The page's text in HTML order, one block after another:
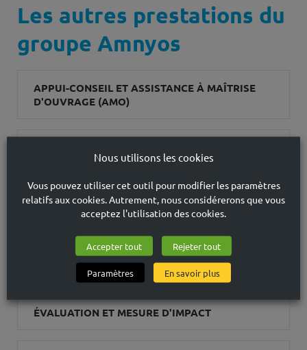
Les autres prestations du
groupe Amnyos
APPUI-CONSEIL ET ASSISTANCE À MAÎTRISE
D'OUVRAGE (AMO)
FORMATION PROFESSIONNELLE ET DE
ACTIONS DE FORMATION
ÉTUDES, DIAGNOSTICS ET ENQUÊTES
ÉVALUATION ET MESURE D'IMPACT
Nous utilisons les cookies
Vous pouvez utiliser cet outil pour modifier les paramètres
relatifs aux cookies. Autrement, nous considérerons que vous
acceptez l'utilisation des cookies.
Accepter tout Rejeter tout
Paramètres En savoir plus